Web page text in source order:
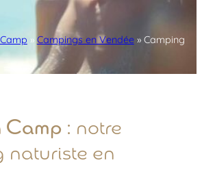
» Campings en Vendée» Camping
: notre
naturiste en